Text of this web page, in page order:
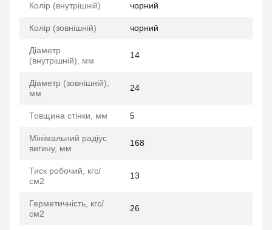
Колір (внутрішній) чорний
Колір (зовнішній) чорний
Діаметр
(внутрішній), мм
14
Діаметр (зовнішній),
мм
24
Товщина стінки, мм 5
Мінімальний радіус
вигину, мм
168
Тиск робочий, кгс/
см2
13
Герметичність, кгс/
см2
26